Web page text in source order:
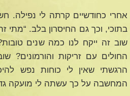
אחרי כחודשיים קרתה לי נפילה.
בתוכי, וכך גם החיסרון בלב. “מתי
שוב זה ייקח לנו כמה שנים
החולים עם זריקות והורמונים?
הרגשתי שאין לי כוחות נפש
המחשבה על כך עשתה לי מועקה